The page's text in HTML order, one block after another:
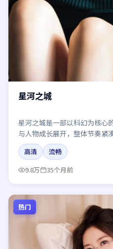
星河之城
星河之城是一部以科幻为核心
与人物成长展开，整体节奏紧
高清
流畅
9.8万
35个月前
热门